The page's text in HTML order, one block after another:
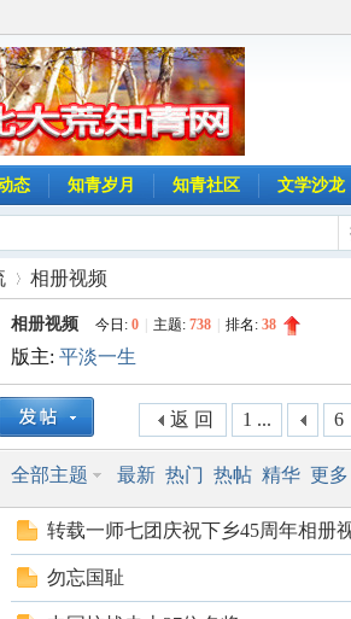
态 知青岁月 知青社区 文学沙龙
›
相册视频
相册视频 今日: 0 主题: 738 排名: 38
版主: 平淡一生
1 ... 6
返 回
全部主题 最新 热门 热帖 精华 更多
转载一师七团庆祝下乡45周年相册
勿忘国耻